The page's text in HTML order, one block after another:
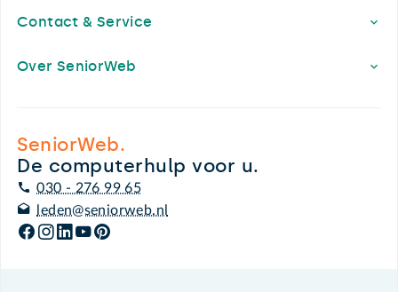
Contact & Service
Over SeniorWeb
SeniorWeb.
De computerhulp voor u.
030 - 276 99 65
leden@seniorweb.nl